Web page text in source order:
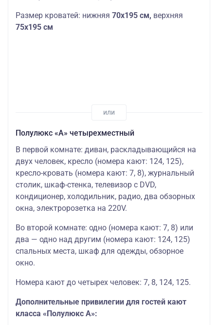
Размер кроватей: нижняя 70х195 см, верхняя
75х195 см
Полулюкс «А» четырехместный
В первой комнате: диван, раскладывающийся на
двух человек, кресло (номера кают: 124, 125),
кресло-кровать (номера кают: 7, 8), журнальный
столик, шкаф-стенка, телевизор с DVD,
кондиционер, холодильник, радио, два обзорных
окна, электророзетка на 220V.
Во второй комнате: одно (номера кают: 7, 8) или
два — одно над другим (номера кают: 124, 125)
спальных места, шкаф для одежды, обзорное
окно.
Номера кают до четырех человек: 7, 8, 124, 125.
Дополнительные привилегии для гостей кают
класса «Полулюкс А»: